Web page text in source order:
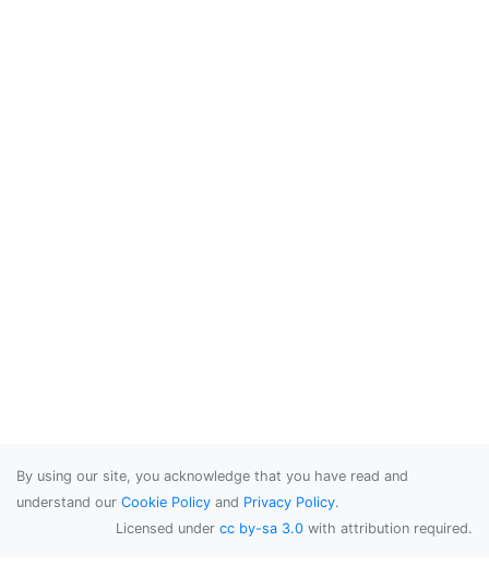
By using our site, you acknowledge that you have read and
understand our Cookie Policy and Privacy Policy.
Licensed under cc by-sa 3.0 with attribution required.